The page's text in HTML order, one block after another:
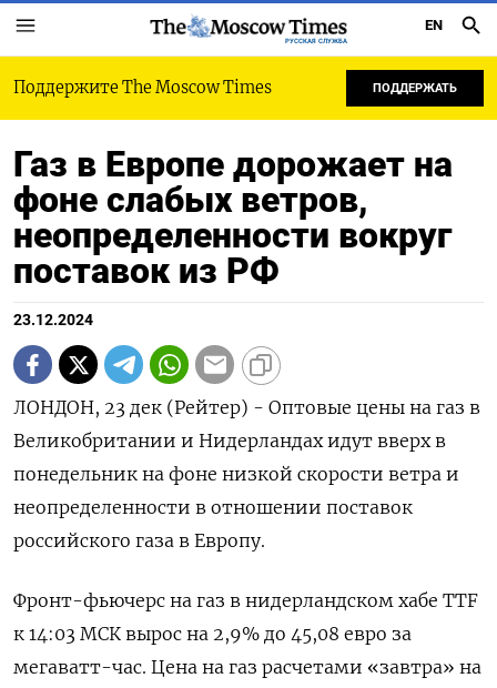
РУССКАЯ СЛУЖБА
EN
Поддержите The Moscow Times ПОДДЕРЖАТЬ
Газ в Европе дорожает на
фоне слабых ветров,
неопределенности вокруг
поставок из РФ
23.12.2024
ЛОНДОН, 23 дек (Рейтер) - Оптовые цены на газ в
Великобритании и Нидерландах идут вверх в
понедельник на фоне низкой скорости ветра и
неопределенности в отношении поставок
российского газа в Европу.
Фронт-фьючерс на газ в нидерландском хабе TTF
к 14:03 МСК вырос на 2,9% до 45,08 евро за
мегаватт-час. Цена на газ расчетами «завтра» на